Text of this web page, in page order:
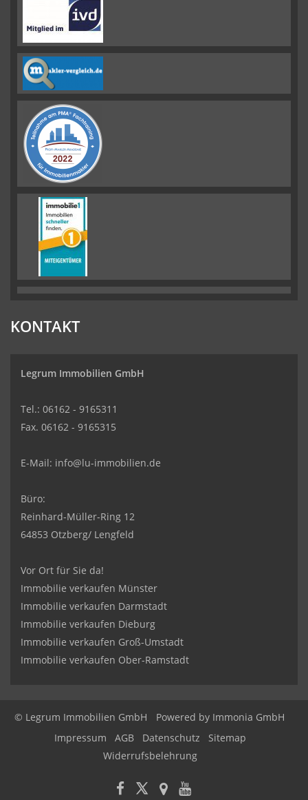
KONTAKT
Legrum Immobilien GmbH
Tel.: 06162 - 9165311
Fax. 06162 - 9165315
E-Mail: info@lu-immobilien.de
Büro:
Reinhard-Müller-Ring 12
64853 Otzberg/ Lengfeld
Vor Ort für Sie da!
Immobilie verkaufen Münster
Immobilie verkaufen Darmstadt
Immobilie verkaufen Dieburg
Immobilie verkaufen Groß-Umstadt
Immobilie verkaufen Ober-Ramstadt
© Legrum Immobilien GmbH Powered by Immonia GmbH
Impressum
AGB Datenschutz
Sitemap
Widerrufsbelehrung